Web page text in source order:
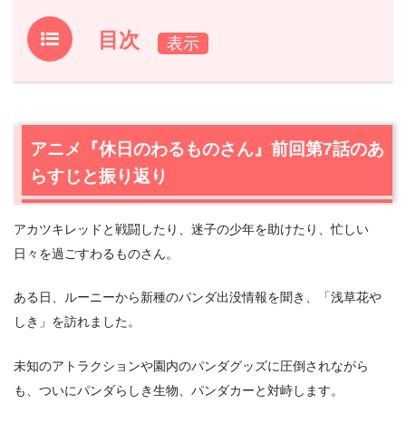
目次
1.アニメ『休日のわるものさん』前回第7話のあらすじと振
【ネタバレあり】アニメ『休日のわるものさん』第8話
あらすじ・感想
2.1 悪者もコタツでみかん
2.3クリスマスプレゼント交換会！
2.4わるものさんの脳内会議
3. アニメ『休日のわるものさん』第8話まとめ
アニメ『休日のわるものさん』前回第7話のあ
らすじと振り返り
アカツキレッドと戦闘したり、迷子の少年を助けたり、忙しい
日々を過ごすわるものさん。
ある日、ルーニーから新種のパンダ出没情報を聞き、「浅草花や
しき」を訪れました。
未知のアトラクションや園内のパンダグッズに圧倒されながら
も、ついにパンダらしき生物、パンダカーと対峙します。